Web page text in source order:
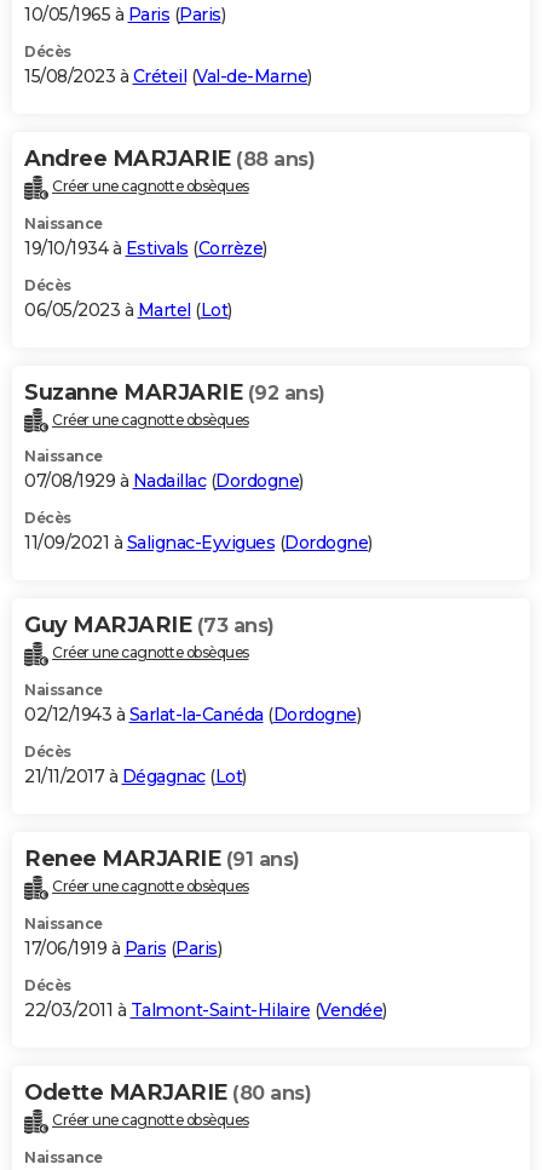
10/05/1965 à Paris (Paris)
Décès
15/08/2023 à Créteil (Val-de-Marne)
Andree MARJARIE (88 ans)
Créer une cagnotte obsèques
Naissance
19/10/1934 à Estivals (Corrèze)
Décès
06/05/2023 à Martel (Lot)
Suzanne MARJARIE (92 ans)
Créer une cagnotte obsèques
Naissance
07/08/1929 à Nadaillac(Dordogne)
Décès
11/09/2021 à Salignac-Eyvigues (Dordogne)
Guy MARJARIE (73 ans)
Créer une cagnotte obsèques
Naissance
02/12/1943 à Sarlat-la-Canéda (Dordogne)
Décès
21/11/2017 à Dégagnac(Lot)
Renee MARJARIE (91 ans)
Créer une cagnotte obsèques
Naissance
17/06/1919 à Paris (Paris)
Décès
22/03/2011 à Talmont-Saint-Hilaire (Vendée)
Odette MARJARIE (80 ans)
Créer une cagnotte obsèques
Naissance